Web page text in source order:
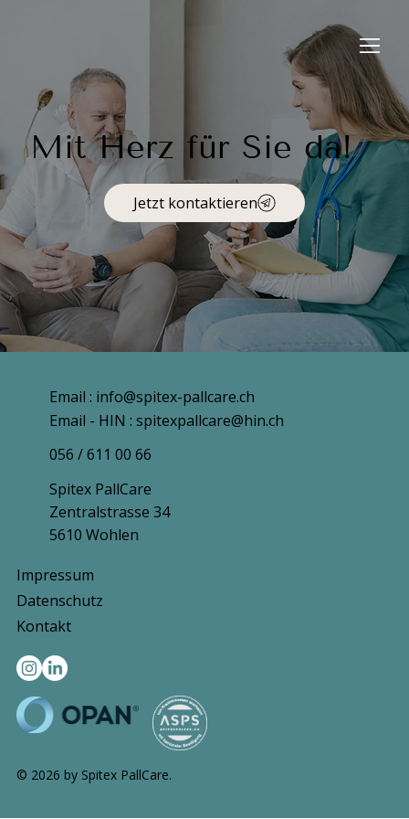
Mit Herz für Sie da!
Jetzt kontaktieren
Email : info@spitex-pallcare.ch
Email - HIN : spitexpallcare@hin.ch
056 / 611 00 66
Spitex PallCare
Zentralstrasse 34
5610 Wohlen
Impressum
Datenschutz
Kontakt
© 2026 by Spitex PallCare.